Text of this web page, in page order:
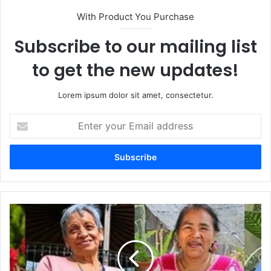
With Product You Purchase
Subscribe to our mailing list
to get the new updates!
Lorem ipsum dolor sit amet, consectetur.
t
r
y
u
r
E
m
a
A
v
a
n
z